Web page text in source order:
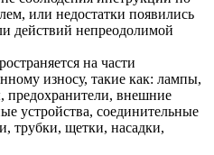
или недостатки появились
действий непреодолимой
на части
износу, такие как: лампы,
предохранители, внешние
устройства, соединительные
трубки, щетки, насадки,